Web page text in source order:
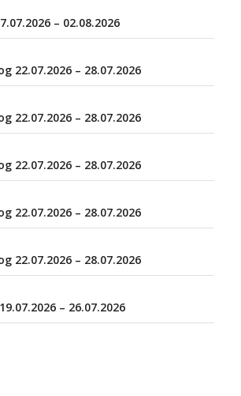
– 02.08.2026
22.07.2026 – 28.07.2026
22.07.2026 – 28.07.2026
22.07.2026 – 28.07.2026
22.07.2026 – 28.07.2026
22.07.2026 – 28.07.2026
– 26.07.2026